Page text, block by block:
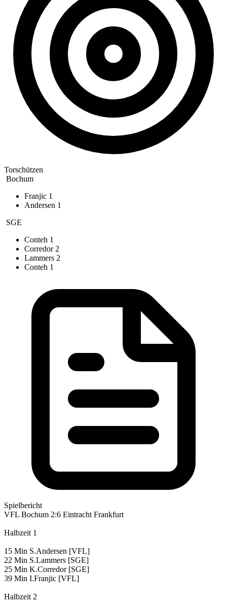
Torschützen
Bochum
Franjic 1
Andersen 1
SGE
Conteh 1
Corredor 2
Lammers 2
Conteh 1
Spielbericht
VFL Bochum 2:6 Eintracht Frankfurt
Halbzeit 1
15 Min S.Andersen [VFL]
22 Min S.Lammers [SGE]
25 Min K.Corredor [SGE]
39 Min I.Franjic [VFL]
Halbzeit 2